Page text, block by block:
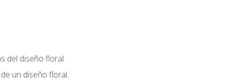
del diseño floral.
un diseño floral.